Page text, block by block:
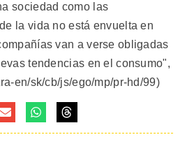
sociedad como las
la vida no está envuelta en
van a verse obligadas
tendencias en el consumo",
en/sk/cb/js/ego/mp/pr-hd/99)